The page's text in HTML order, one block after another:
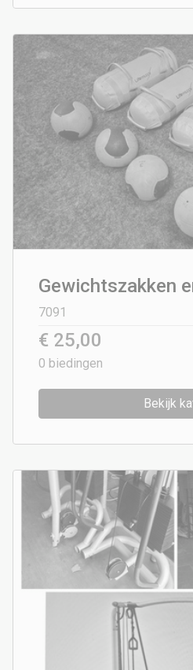
Gewichtszakken
7091
€ 25,00
0 biedingen
Bekijk